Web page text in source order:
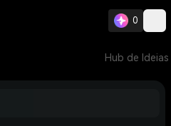
0
Hub de Ideias